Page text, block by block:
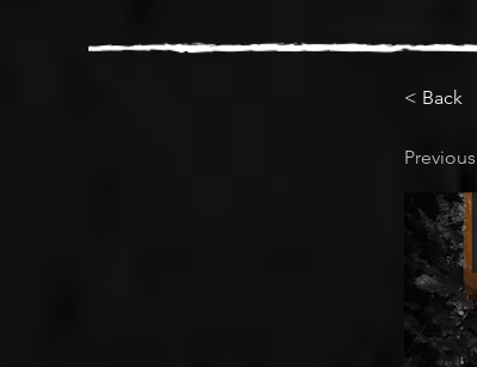
< Back
Previous